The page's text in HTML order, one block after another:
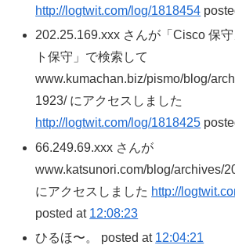
http://logtwit.com/log/1818454
202.25.169.xxx さんが「Cisco 保
ト保守」で検索して
www.kumachan.biz/pismo/blog/
1923/ にアクセスしました
http://logtwit.com/log/1818425
66.249.69.xxx さんが
www.katsunori.com/blog/archives/
にアクセスしました http://
posted at 12:08:23
ひるほ〜。 posted at 12:04:21